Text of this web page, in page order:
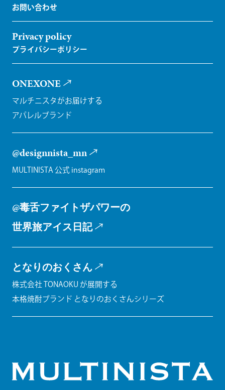
Privacy policy
ONEXONE
マルチニスタがお届けする
アパレルブランド
@designnista_mn
MULTINISTA 公式 instagram
@毒舌ファイトザパワーの
世界旅アイス日記
となりのおくさん
株式会社 TONAOKU が展開する
本格焼酎ブランド となりのおくさんシリーズ